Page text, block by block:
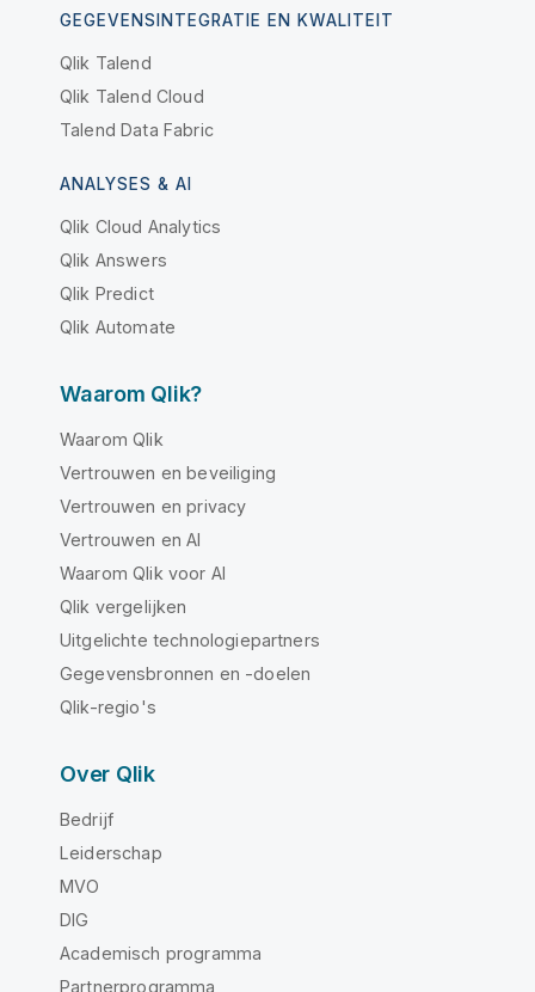
GEGEVENSINTEGRATIE EN KWALITEIT
Qlik Talend
Qlik Talend Cloud
Talend Data Fabric
ANALYSES & AI
Qlik Cloud Analytics
Qlik Answers
Qlik Predict
Qlik Automate
Waarom Qlik?
Waarom Qlik
Vertrouwen en beveiliging
Vertrouwen en privacy
Vertrouwen en AI
Waarom Qlik voor AI
Qlik vergelijken
Uitgelichte technologiepartners
Gegevensbronnen en -doelen
Qlik-regio's
Over Qlik
Bedrijf
Leiderschap
MVO
DIG
Academisch programma
Partnerprogramma